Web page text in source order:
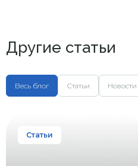
Другие статьи
Весь блог Статьи Новости
Статьи